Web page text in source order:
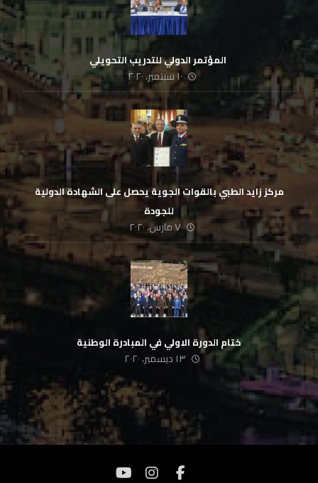
‏ المؤتمر الدولي للتدريب التحويلي
١٠ سبتمبر، ٢٠٢٠
مركز زايد الطبي بالقوات الجوية يحصل على الشهادة الدولية
للجودة
٧ مارس، ٢٠٢٠
ختام الدورة الاولي في المبادرة الوطنية
١٣ ديسمبر، ٢٠٢٠